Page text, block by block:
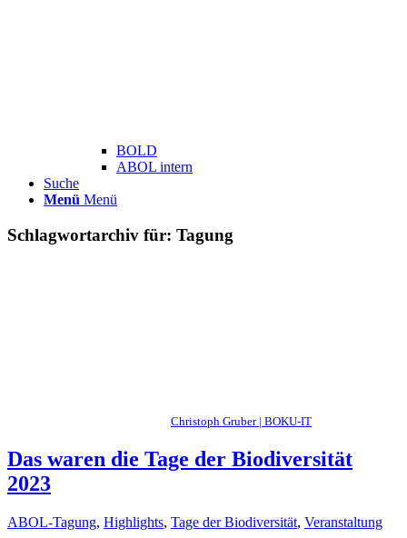
BOLD
ABOL intern
Suche
Menü Menü
Schlagwortarchiv für: Tagung
Christoph Gruber | BOKU-IT
Das waren die Tage der Biodiversität
2023
ABOL-Tagung, Highlights, Tage der Biodiversität, Veranstaltung